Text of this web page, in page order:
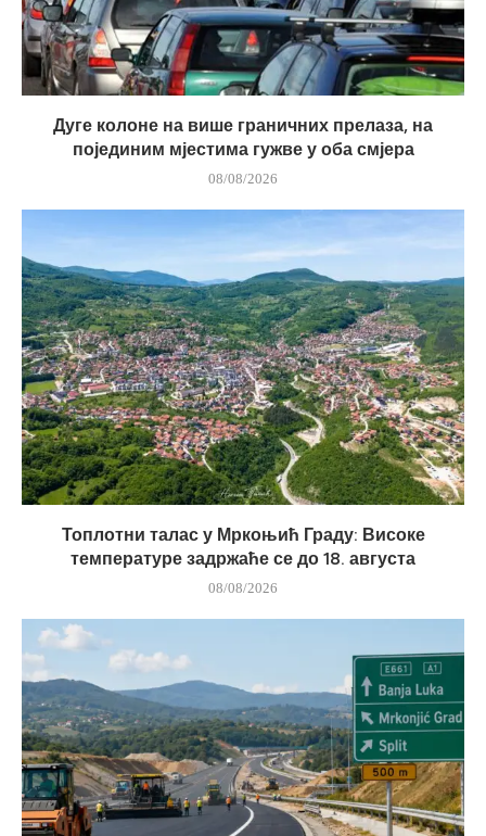
Дуге колоне на више граничних прелаза, на
појединим мјестима гужве у оба смјера
08/08/2026
Топлотни талас у Мркоњић Граду: Високе
температуре задржаће се до 18. августа
08/08/2026